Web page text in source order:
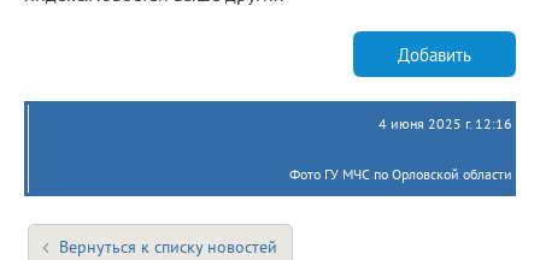
Добавить
4 июня 2025 г. 12:16
Фото ГУ МЧС по Орловской области
Вернуться к списку новостей